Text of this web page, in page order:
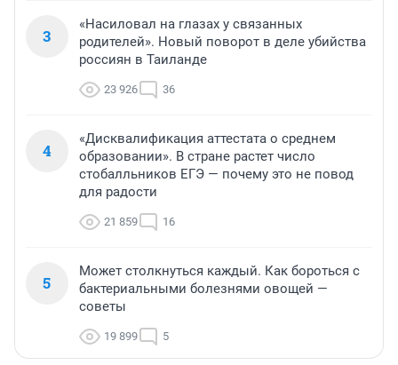
3
«Насиловал на глазах у связанных
родителей». Новый поворот в деле убийства
россиян в Таиланде
23 926 36
4
«Дисквалификация аттестата о среднем
образовании». В стране растет число
стобалльников ЕГЭ — почему это не повод
для радости
21 859 16
5
Может столкнуться каждый. Как бороться с
бактериальными болезнями овощей —
советы
19 899 5